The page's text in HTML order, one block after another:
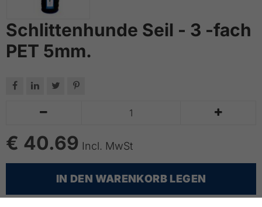
Schlittenhunde Seil - 3 -fach
PET 5mm.
   
 
€ 40.69 Incl. MwSt
IN DEN WARENKORB LEGEN